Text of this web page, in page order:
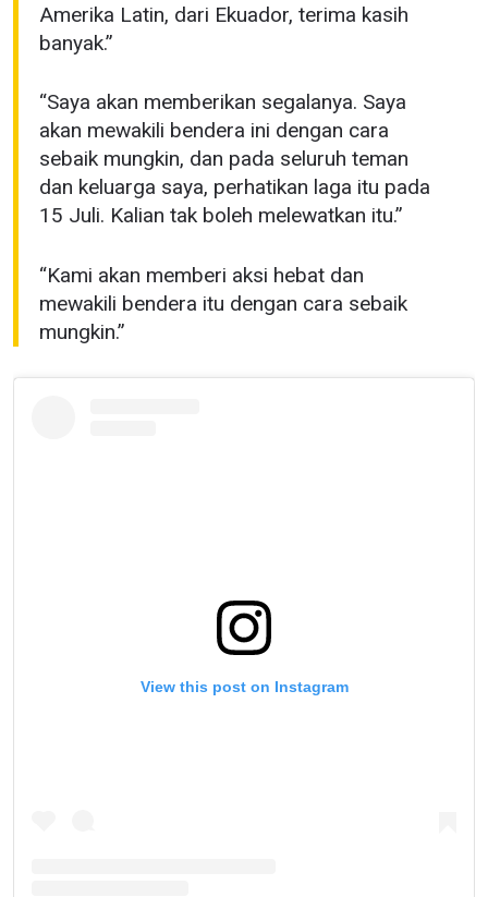
Amerika Latin, dari Ekuador, terima kasih
banyak.”
“Saya akan memberikan segalanya. Saya
akan mewakili bendera ini dengan cara
sebaik mungkin, dan pada seluruh teman
dan keluarga saya, perhatikan laga itu pada
15 Juli. Kalian tak boleh melewatkan itu.”
“Kami akan memberi aksi hebat dan
mewakili bendera itu dengan cara sebaik
mungkin.”
View this post on Instagram